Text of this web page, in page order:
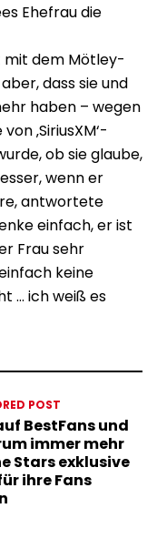
Ehefrau die
mit dem Mötley-
dass sie und
haben – wegen
‚SiriusXM‘-
ob sie glaube,
wenn er
antwortete
einfach, er ist
Frau sehr
keine
… ich weiß es
POST
BestFans und
immer mehr
Stars exklusive
ihre Fans